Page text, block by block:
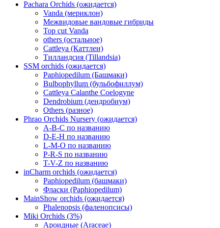
Pachara Orchids (ожидается)
Vanda (мериклон)
Межвидовые вандовые гибриды
Top cut Vanda
others (остальное)
Cattleya (Каттлеи)
Тилландсия (Tillandsia)
SSM orchids (ожидается)
Paphiopedilum (Башмаки)
Bulbophyllum (бульбофиллум)
Cattleya Calanthe Coelogyne
Dendrobium (дендробиум)
Others (разное)
Phrao Orchids Nursery (ожидается)
A-B-C по названию
D-E-H по названию
L-M-O по названию
P-R-S по названию
T-V-Z по названию
inCharm orchids (ожидается)
Paphiopedilum (башмаки)
Фласки (Paphiopedilum)
MainShow orchids (ожидается)
Phalenopsis (фаленопсисы)
Miki Orchids (3%)
Ароидные (Araceae)